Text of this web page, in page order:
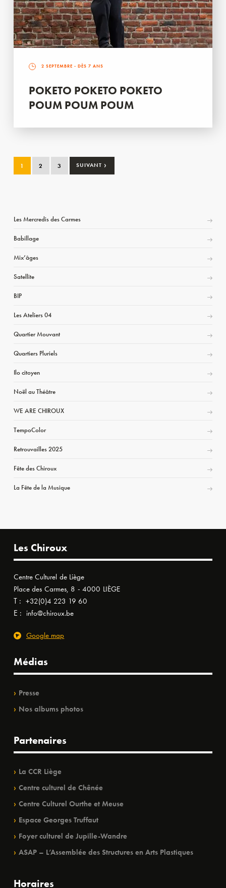
2 SEPTEMBRE - DÈS 7 ANS
POKETO POKETO POKETO
POUM POUM POUM
1 2 3 SUIVANT ›
Les Mercredis des Carmes
Babillage
Mix’âges
Satellite
BIP
Les Ateliers 04
Quartier Mouvant
Quartiers Pluriels
Ilo citoyen
Noël au Théâtre
WE ARE CHIROUX
TempoColor
Retrouvailles 2025
Fête des Chiroux
La Fête de la Musique
Les Chiroux
Centre Culturel de Liège
Place des Carmes, 8 - 4000 LIÈGE
T : +32(0)4 223 19 60
E : info@chiroux.be
Google map
Médias
Presse
Nos albums photos
Partenaires
La CCR Liège
Centre culturel de Chênée
Centre Culturel Ourthe et Meuse
Espace Georges Truffaut
Foyer culturel de Jupille-Wandre
ASAP – L’Assemblée des Structures en Arts Plastiques
Horaires